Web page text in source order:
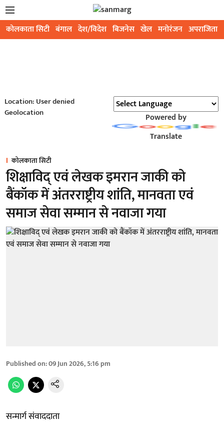
कोलकाता सिटी बंगाल देश/विदेश बिजनेस खेल मनोरंजन अपराजिता
Location: User denied
Geolocation
Powered by
Translate
कोलकाता सिटी
शिक्षाविद् एवं लेखक इमरान जाकी को
बैंकॉक में अंतरराष्ट्रीय शांति, मानवता एवं
समाज सेवा सम्मान से नवाजा गया
Published on:09 Jun 2026, 5:16 pm
सन्मार्ग संवाददाता